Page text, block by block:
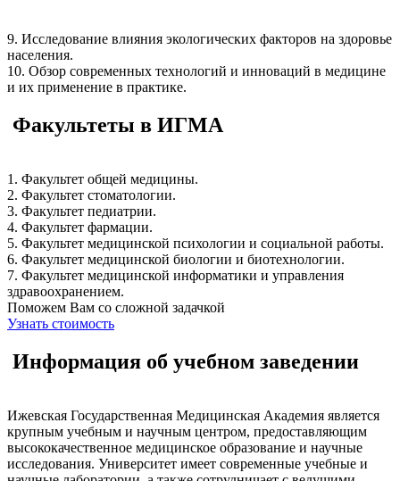
9. Исследование влияния экологических факторов на здоровье
населения.
10. Обзор современных технологий и инноваций в медицине
и их применение в практике.
Факультеты в ИГМА
1. Факультет общей медицины.
2. Факультет стоматологии.
3. Факультет педиатрии.
4. Факультет фармации.
5. Факультет медицинской психологии и социальной работы.
6. Факультет медицинской биологии и биотехнологии.
7. Факультет медицинской информатики и управления
здравоохранением.
Поможем Вам со сложной задачкой
Узнать стоимость
Информация об учебном заведении
Ижевская Государственная Медицинская Академия является
крупным учебным и научным центром, предоставляющим
высококачественное медицинское образование и научные
исследования. Университет имеет современные учебные и